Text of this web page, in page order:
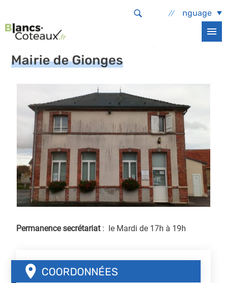
Select Language
Accueil La commune
Mairie de Gionges
Permanence secrétariat: le Mardi de 17h à 19h
COORDONNÉES